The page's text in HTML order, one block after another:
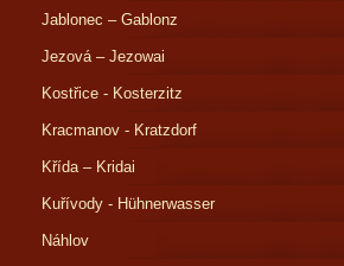
Jablonec – Gablonz
Jezová – Jezowai
Kostřice - Kosterzitz
Kracmanov - Kratzdorf
Křída – Kridai
Kuřívody - Hühnerwasser
Náhlov